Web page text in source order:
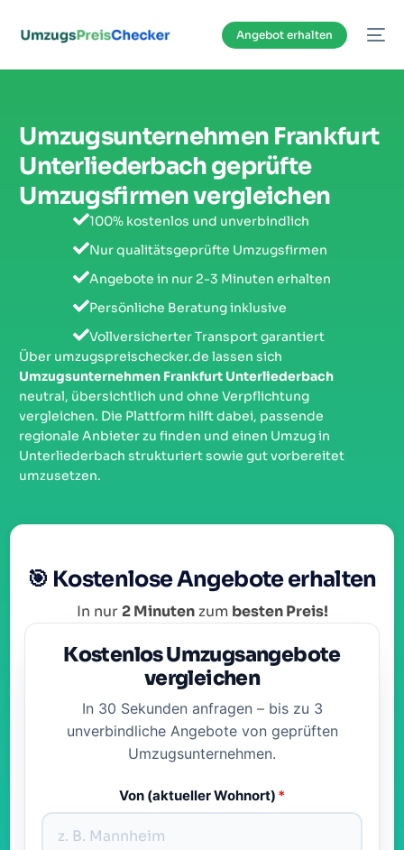
Angebot erhalten
Umzugsunternehmen Frankfurt
Unterliederbach geprüfte
Umzugsfirmen vergleichen
100% kostenlos und unverbindlich
Nur qualitätsgeprüfte Umzugsfirmen
Angebote in nur 2-3 Minuten erhalten
Persönliche Beratung inklusive
Vollversicherter Transport garantiert
Über umzugspreischecker.de lassen sich
Umzugsunternehmen Frankfurt Unterliederbach
neutral, übersichtlich und ohne Verpflichtung
vergleichen. Die Plattform hilft dabei, passende
regionale Anbieter zu finden und einen Umzug in
Unterliederbach strukturiert sowie gut vorbereitet
umzusetzen.
🎯 Kostenlose Angebote erhalten
In nur2 Minutenzum besten Preis!
Kostenlos Umzugsangebote
vergleichen
In 30 Sekunden anfragen – bis zu 3
unverbindliche Angebote von geprüften
Umzugsunternehmen.
Von (aktueller Wohnort) *